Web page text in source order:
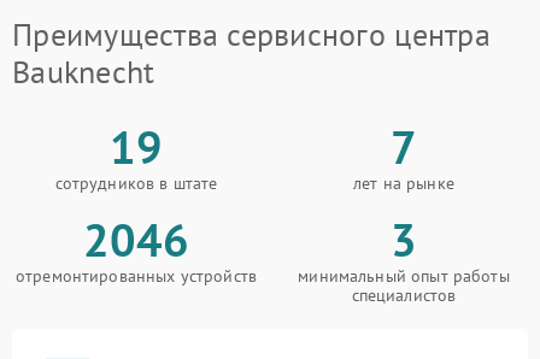
Преимущества сервисного центра
Bauknecht
19
сотрудников в штате
7
лет на рынке
2046
отремонтированных устройств
3
минимальный опыт работы
специалистов